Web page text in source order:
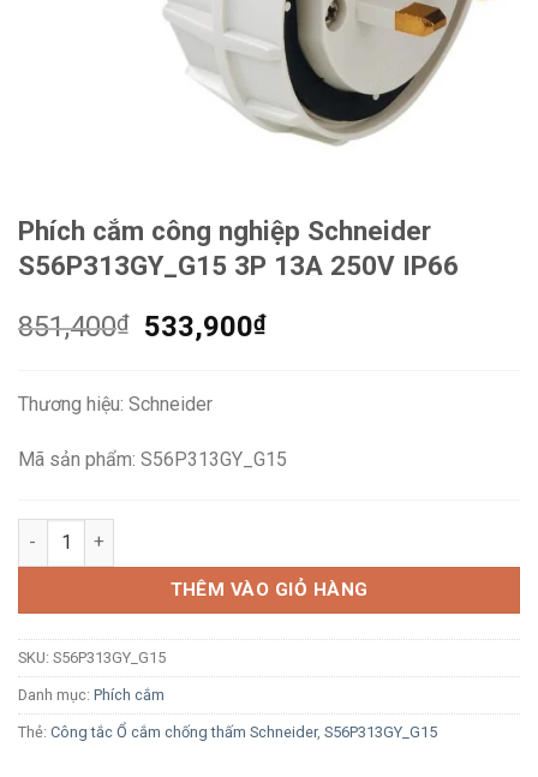
Phích cắm công nghiệp Schneider
S56P313GY_G15 3P 13A 250V IP66
851,400₫
Giá
851,400₫.
533,900₫Giá
Thương hiệu: Schneider
Mã sản phẩm: S56P313GY_G15
Phích cắm công nghiệp Schneider S56P313GY_G15 3P 13A
THÊM VÀO GIỎ HÀNG
SKU: S56P313GY_G15
Danh mục: Phích cắm
Thẻ: Công tắc Ổ cắm chống thấm Schneider, S56P313GY_G15